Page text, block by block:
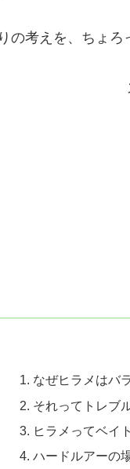
の考えを、ちょろ
なぜヒラメはバ
それってトレブ
ヒラメってベイ
ハードルアーの